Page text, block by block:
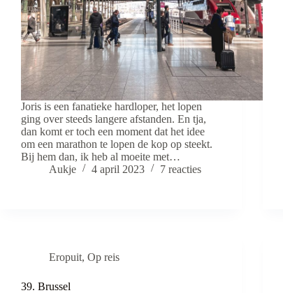
Joris is een fanatieke hardloper, het lopen
ging over steeds langere afstanden. En tja,
dan komt er toch een moment dat het idee
om een marathon te lopen de kop op steekt.
Bij hem dan, ik heb al moeite met…
Aukje
4 april 2023 7 reacties
Eropuit, Op reis
39. Brussel